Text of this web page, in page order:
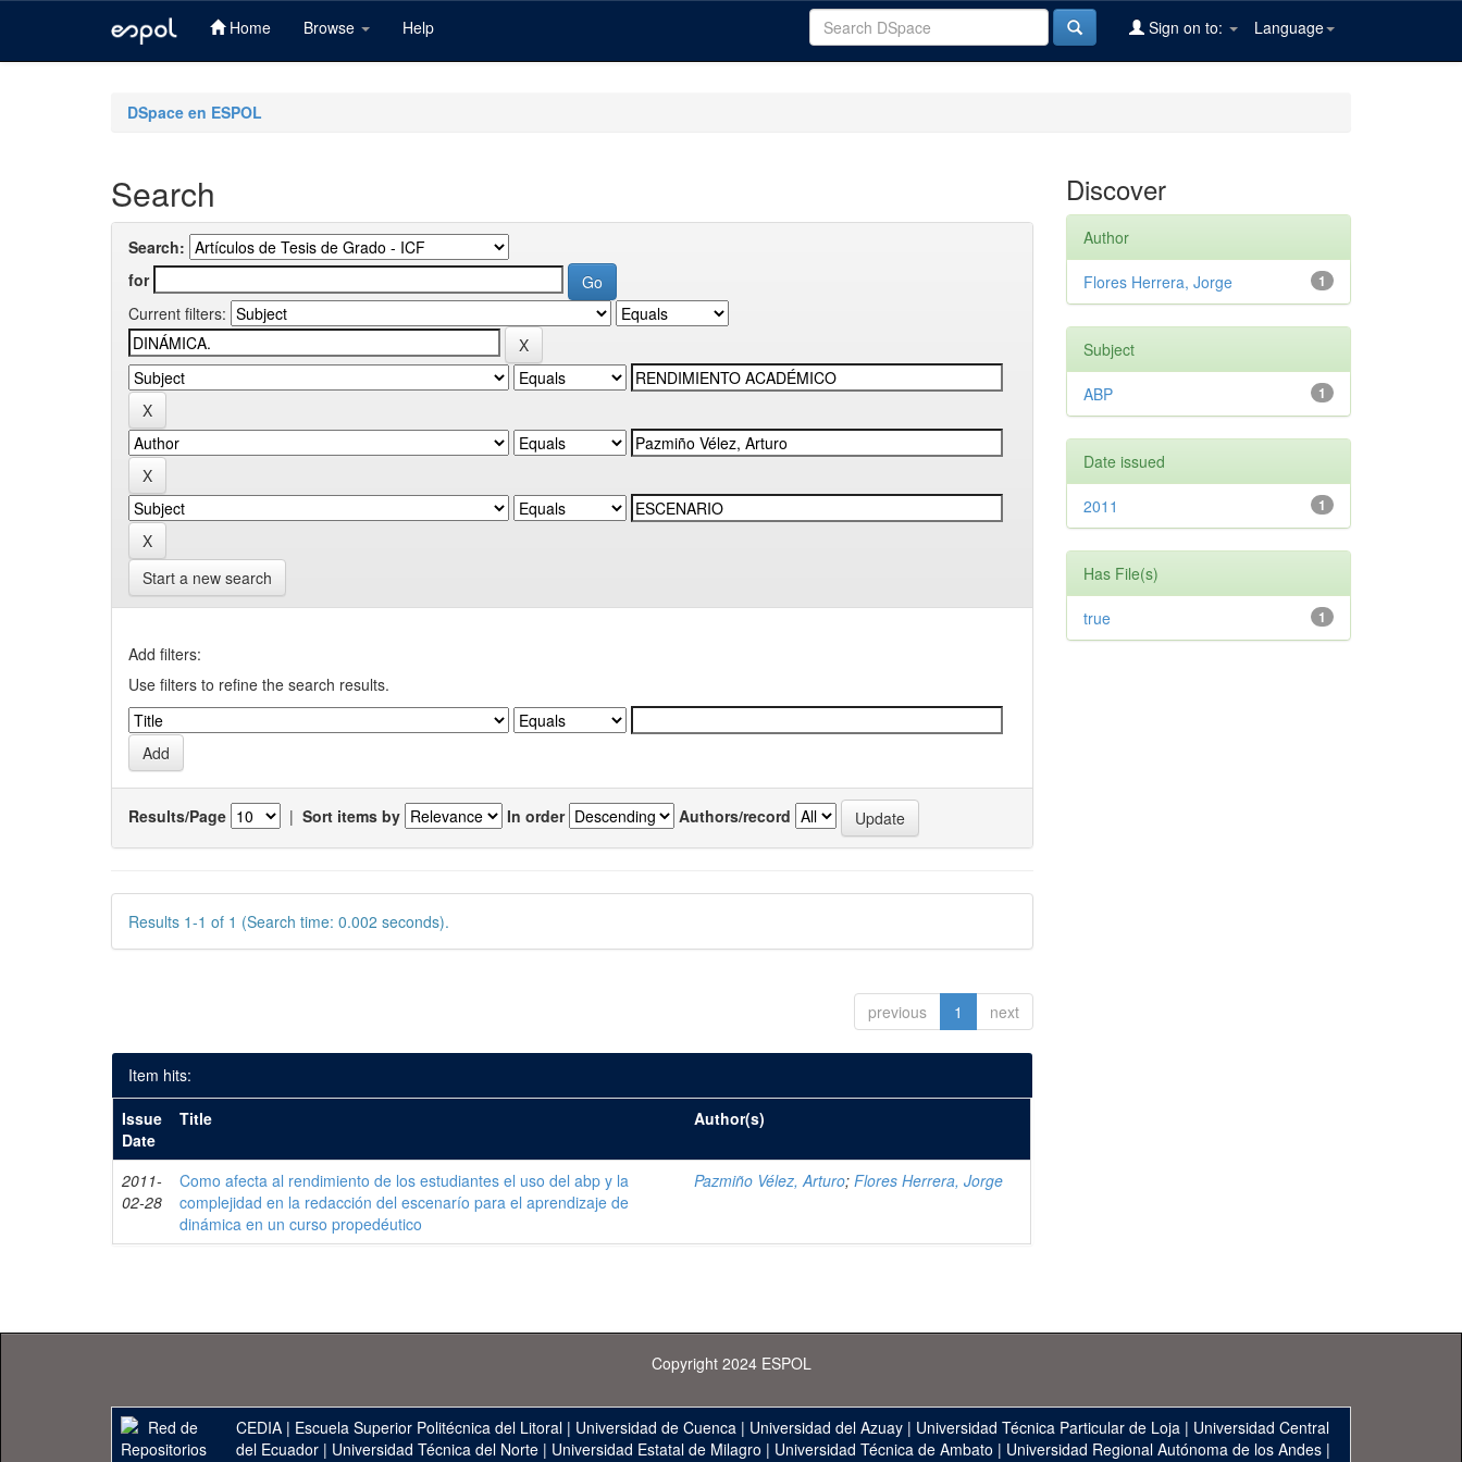
Home Browse Help Language
Sign on to:
DSpace en ESPOL
Search
Search:
for
Current filters:
Start a new search
Add filters:
Use filters to refine the search results.
Results/Page | Sort items by In order Authors/record
Results 1-1 of 1 (Search time: 0.002 seconds).
previous 1 next
Item hits:
Issue
Date
Title Author(s)
2011-
02-28
Como afecta al rendimiento de los estudiantes el uso del abp y la
complejidad en la redacción del escenarío para el aprendizaje de
dinámica en un curso propedéutico
Pazmiño Vélez, Arturo;Flores Herrera, Jorge
Discover
Author
1
Flores Herrera, Jorge
Subject
1
ABP
Date issued
1
2011
Has File(s)
1
true
Copyright 2024 ESPOL
CEDIA | Escuela Superior Politécnica del Litoral | Universidad de Cuenca | Universidad del Azuay | Universidad Técnica Particular de Loja | Universidad Central
del Ecuador| Universidad Técnica del Norte| Universidad Estatal de Milagro | Universidad Técnica de Ambato | Universidad Regional Autónoma de los Andes|